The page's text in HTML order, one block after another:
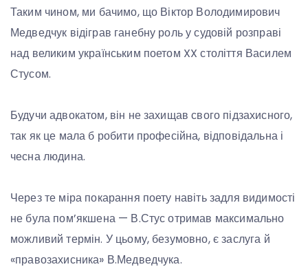
Таким чином, ми бачимо, що Віктор Володимирович
Медведчук відіграв ганебну роль у судовій розправі
над великим українським поетом XX століття Василем
Стусом.
Будучи адвокатом, він не захищав свого підзахисного,
так як це мала б робити професійна, відповідальна і
чесна людина.
Через те міра покарання поету навіть задля видимості
не була пом’якшена — В.Стус отримав максимально
можливий термін. У цьому, безумовно, є заслуга й
«правозахисника» В.Медведчука.